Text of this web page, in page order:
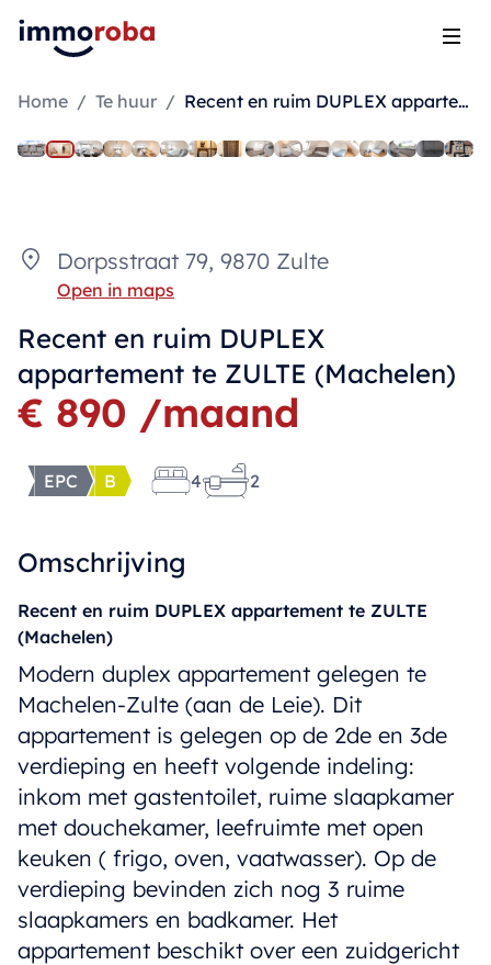
Home / Te huur / Recent en ruim DUPLEX appartement te ZULTE (Machelen)
Dorpsstraat 79, 9870 Zulte
Open in maps
Recent en ruim DUPLEX
appartement te ZULTE (Machelen)
€ 890 /maand
EPC B 4 2
Omschrijving
Recent en ruim DUPLEX appartement te ZULTE
(Machelen)
Modern duplex appartement gelegen te
Machelen-Zulte (aan de Leie). Dit
appartement is gelegen op de 2de en 3de
verdieping en heeft volgende indeling:
inkom met gastentoilet, ruime slaapkamer
met douchekamer, leefruimte met open
keuken ( frigo, oven, vaatwasser). Op de
verdieping bevinden zich nog 3 ruime
slaapkamers en badkamer. Het
appartement beschikt over een zuidgericht